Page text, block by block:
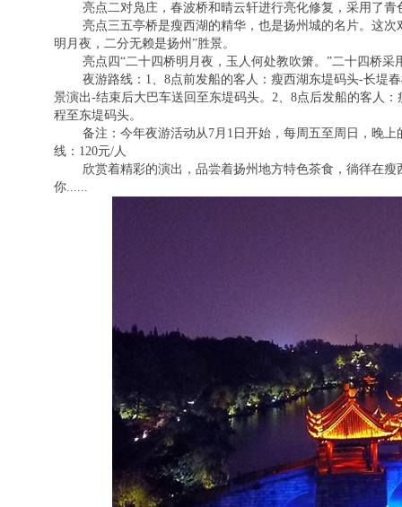
亮点二对凫庄，春波桥和晴云轩进行亮化修复，采用了青
亮点三五亭桥是瘦西湖的精华，也是扬州城的名片。这次
明月夜，二分无赖是扬州”胜景。
亮点四“二十四桥明月夜，玉人何处教吹箫。”二十四桥采
夜游路线：1、8点前发船的客人：瘦西湖东堤码头-长堤春
景演出-结束后大巴车送回至东堤码头。2、8点后发船的客人
程至东堤码头。
备注：今年夜游活动从7月1日开始，每周五至周日，晚上
线：120元/人
欣赏着精彩的演出，品尝着扬州地方特色茶食，徜徉在瘦
你......